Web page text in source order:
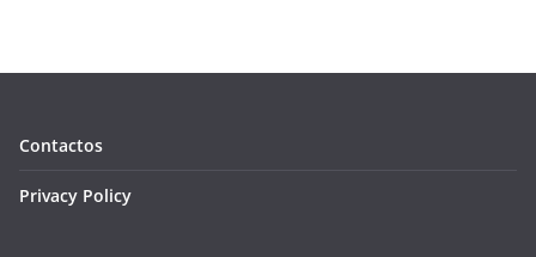
Contactos
Privacy Policy